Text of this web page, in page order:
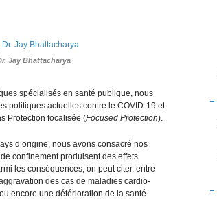
Jay Bhattacharya
spécialisés en santé publique, nous
politiques actuelles contre le COVID-19 et
Protection focalisée (Focused Protection).
d’origine, nous avons consacré nos
confinement produisent des effets
les conséquences, on peut citer, entre
des cas de maladies cardio-
encore une détérioration de la santé